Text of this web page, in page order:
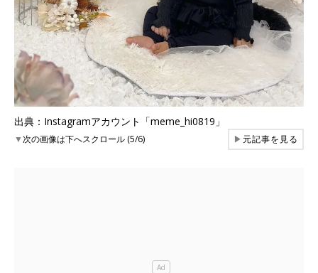
出典：Instagramアカウント「meme_hi0819」
▼次の画像は下へスクロール (5/6) ▶元記事を見る